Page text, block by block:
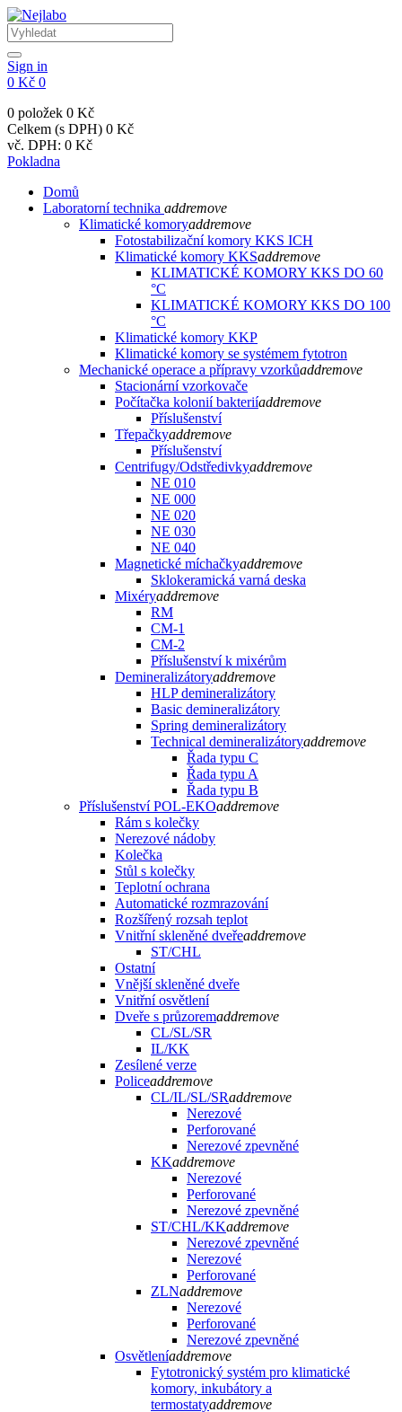
Sign in
0 Kč 0
0 položek 0 Kč
Celkem (s DPH) 0 Kč
vč. DPH: 0 Kč
Pokladna
Domů
Laboratorní technika addremove
Klimatické komoryaddremove
Fotostabilizační komory KKS ICH
Klimatické komory KKSaddremove
KLIMATICKÉ KOMORY KKS DO 60
°C
KLIMATICKÉ KOMORY KKS DO 100
°C
Klimatické komory KKP
Klimatické komory se systémem fytotron
Mechanické operace a přípravy vzorkůaddremove
Stacionární vzorkovače
Počítačka kolonií bakteriíaddremove
Příslušenství
Třepačkyaddremove
Příslušenství
Centrifugy/Odstředivkyaddremove
NE 010
NE 000
NE 020
NE 030
NE 040
Magnetické míchačkyaddremove
Sklokeramická varná deska
Mixéryaddremove
RM
CM-1
CM-2
Příslušenství k mixérům
Demineralizátoryaddremove
HLP demineralizátory
Basic demineralizátory
Spring demineralizátory
Technical demineralizátoryaddremove
Řada typu C
Řada typu A
Řada typu B
Příslušenství POL-EKOaddremove
Rám s kolečky
Nerezové nádoby
Kolečka
Stůl s kolečky
Teplotní ochrana
Automatické rozmrazování
Rozšířený rozsah teplot
Vnitřní skleněné dveřeaddremove
ST/CHL
Ostatní
Vnější skleněné dveře
Vnitřní osvětlení
Dveře s průzoremaddremove
CL/SL/SR
IL/KK
Zesílené verze
Policeaddremove
CL/IL/SL/SRaddremove
Nerezové
Perforované
Nerezové zpevněné
KKaddremove
Nerezové
Perforované
Nerezové zpevněné
ST/CHL/KKaddremove
Nerezové zpevněné
Nerezové
Perforované
ZLNaddremove
Nerezové
Perforované
Nerezové zpevněné
Osvětleníaddremove
Fytotronický systém pro klimatické
komory, inkubátory a
termostatyaddremove